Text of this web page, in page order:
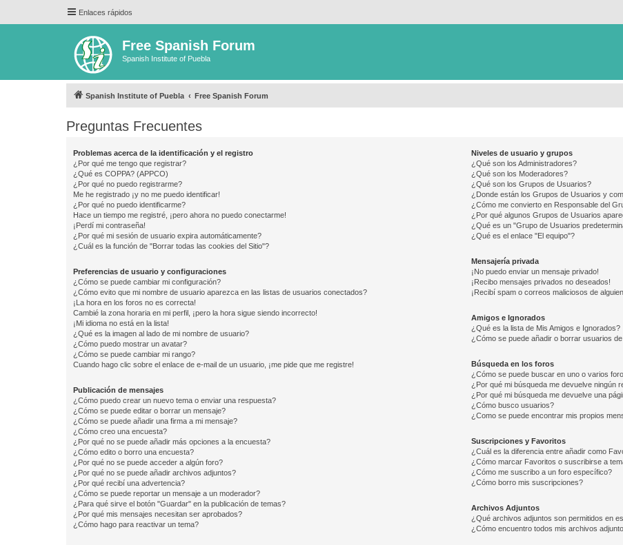
Enlaces rápidos
Free Spanish Forum
Spanish Institute of Puebla
Spanish Institute of Puebla Free Spanish Forum
Preguntas Frecuentes
Problemas acerca de la identificación y el registro
¿Por qué me tengo que registrar?
¿Qué es COPPA? (APPCO)
¿Por qué no puedo registrarme?
Me he registrado ¡y no me puedo identificar!
¿Por qué no puedo identificarme?
Hace un tiempo me registré, ¡pero ahora no puedo conectarme!
¡Perdí mi contraseña!
¿Por qué mi sesión de usuario expira automáticamente?
¿Cuál es la función de "Borrar todas las cookies del Sitio"?
Preferencias de usuario y configuraciones
¿Cómo se puede cambiar mi configuración?
¿Cómo evito que mi nombre de usuario aparezca en las listas de usuarios conectados?
¡La hora en los foros no es correcta!
Cambié la zona horaria en mi perfil, ¡pero la hora sigue siendo incorrecto!
¡Mi idioma no está en la lista!
¿Qué es la imagen al lado de mi nombre de usuario?
¿Cómo puedo mostrar un avatar?
¿Cómo se puede cambiar mi rango?
Cuando hago clic sobre el enlace de e-mail de un usuario, ¡me pide que me registre!
Publicación de mensajes
¿Cómo puedo crear un nuevo tema o enviar una respuesta?
¿Cómo se puede editar o borrar un mensaje?
¿Cómo se puede añadir una firma a mi mensaje?
¿Cómo creo una encuesta?
¿Por qué no se puede añadir más opciones a la encuesta?
¿Cómo edito o borro una encuesta?
¿Por qué no se puede acceder a algún foro?
¿Por qué no se puede añadir archivos adjuntos?
¿Por qué recibí una advertencia?
¿Cómo se puede reportar un mensaje a un moderador?
¿Para qué sirve el botón "Guardar" en la publicación de temas?
¿Por qué mis mensajes necesitan ser aprobados?
¿Cómo hago para reactivar un tema?
Niveles de usuario y grupos
¿Qué son los Administradores?
¿Qué son los Moderadores?
¿Qué son los Grupos de Usuarios?
¿Donde están los Grupos de Usuarios y
¿Cómo me convierto en Responsable del
¿Por qué algunos Grupos de Usuarios
¿Qué es un "Grupo de Usuarios
¿Qué es el enlace "El equipo"?
Mensajería privada
¡No puedo enviar un mensaje privado!
¡Recibo mensajes privados no deseados!
¡Recibí spam o correos maliciosos de
Amigos e Ignorados
¿Qué es la lista de Mis Amigos e Ignorados?
¿Cómo se puede añadir o borrar usuarios
Búsqueda en los foros
¿Cómo se puede buscar en uno o varios
¿Por qué mi búsqueda me devuelve ningún
¿Por qué mi búsqueda me devuelve una
¿Cómo busco usuarios?
¿Como se puede encontrar mis propios
Suscripciones y Favoritos
¿Cuál es la diferencia entre añadir como
¿Cómo marcar Favoritos o suscribirse a
¿Cómo me suscribo a un foro específico?
¿Cómo borro mis suscripciones?
Archivos Adjuntos
¿Qué archivos adjuntos son permitidos en
¿Cómo encuentro todos mis archivos